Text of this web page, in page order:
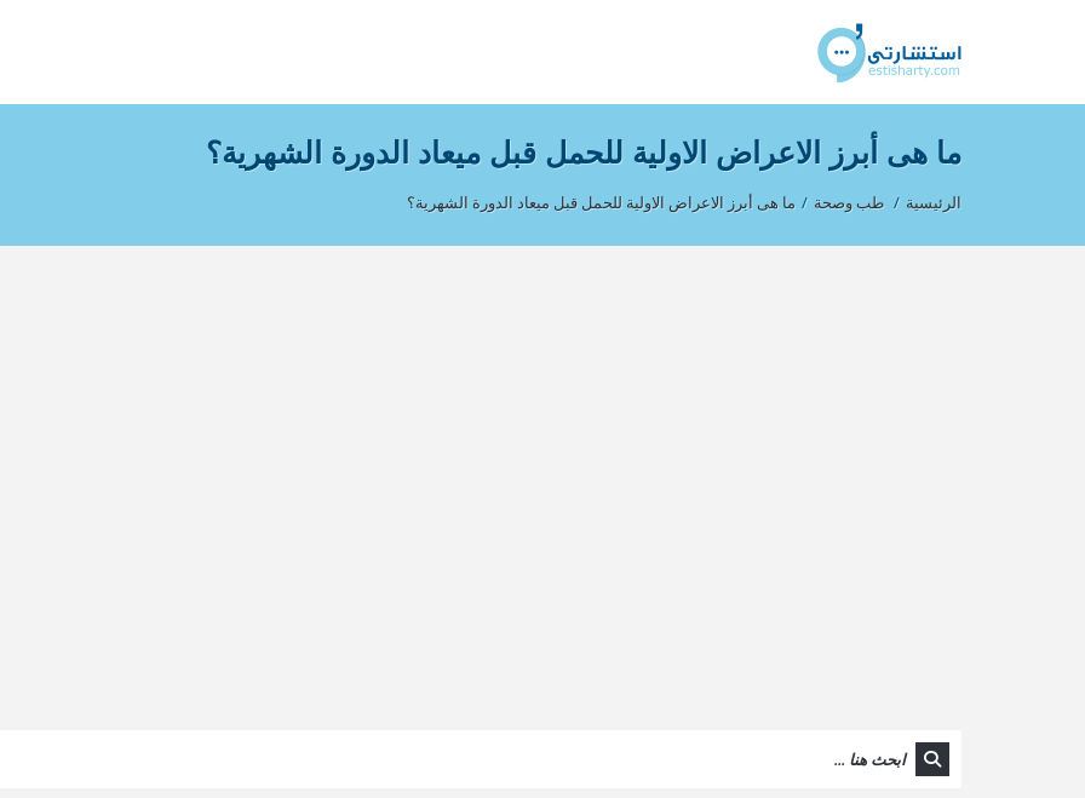
ما هى أبرز الاعراض الاولية للحمل قبل ميعاد الدورة الشهرية؟
الرئيسية / طب وصحة / ما هى أبرز الاعراض الاولية للحمل قبل ميعاد الدورة الشهرية؟